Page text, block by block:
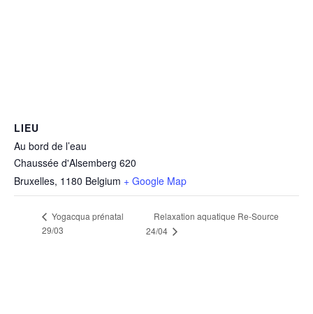
LIEU
Au bord de l’eau
Chaussée d'Alsemberg 620
Bruxelles, 1180 Belgium + Google Map
Yogacqua prénatal
29/03
Relaxation aquatique Re-Source
24/04